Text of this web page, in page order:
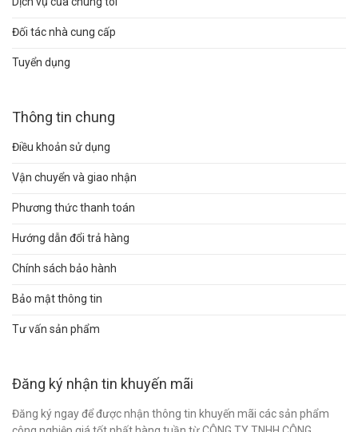
Đối tác nhà cung cấp
Tuyển dụng
Thông tin chung
Điều khoản sử dụng
Vận chuyển và giao nhận
Phương thức thanh toán
Hướng dẫn đổi trả hàng
Chính sách bảo hành
Bảo mật thông tin
Tư vấn sản phẩm
Đăng ký nhận tin khuyến mãi
Đăng ký ngay để được nhận thông tin khuyến mãi các sản phẩm